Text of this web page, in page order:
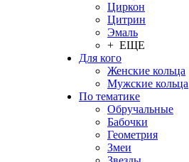
Циркон
Цитрин
Эмаль
+ ЕЩЕ
Для кого
Женские кольца
Мужские кольца
По тематике
Обручальные
Бабочки
Геометрия
Змеи